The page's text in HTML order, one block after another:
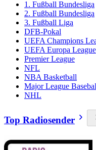
1. Fußball Bundesliga
2. Fußball Bundesliga
3. Fußball Liga
DFB-Pokal
UEFA Champions
UEFA Europa League
Premier League
NFL
NBA Basketball
Major League
NHL
Top Radiosender